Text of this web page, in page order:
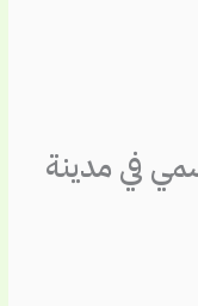
في مدينة